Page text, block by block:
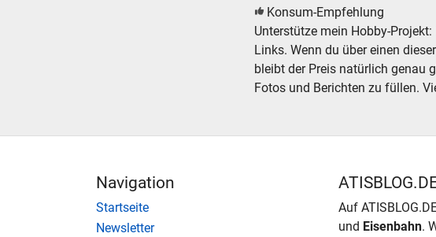
Konsum-Empfehlung
Unterstütze mein Hobby-
Links. Wenn du über einen
bleibt der Preis natürlich genau
Fotos und Berichten zu füllen.
Navigation
Startseite
Newsletter
Auf
und Eisenbahn.